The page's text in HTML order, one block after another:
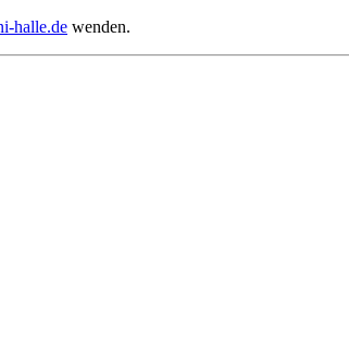
halle.de wenden.